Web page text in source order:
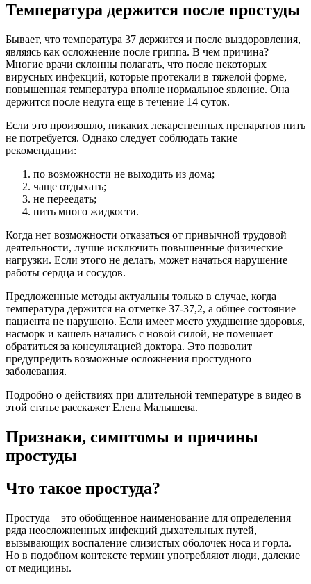
Температура держится после простуды
Бывает, что температура 37 держится и после выздоровления,
являясь как осложнение после гриппа. В чем причина?
Многие врачи склонны полагать, что после некоторых
вирусных инфекций, которые протекали в тяжелой форме,
повышенная температура вполне нормальное явление. Она
держится после недуга еще в течение 14 суток.
Если это произошло, никаких лекарственных препаратов пить
не потребуется. Однако следует соблюдать такие
рекомендации:
по возможности не выходить из дома;
чаще отдыхать;
не переедать;
пить много жидкости.
Когда нет возможности отказаться от привычной трудовой
деятельности, лучше исключить повышенные физические
нагрузки. Если этого не делать, может начаться нарушение
работы сердца и сосудов.
Предложенные методы актуальны только в случае, когда
температура держится на отметке 37-37,2, а общее состояние
пациента не нарушено. Если имеет место ухудшение здоровья,
насморк и кашель начались с новой силой, не помешает
обратиться за консультацией доктора. Это позволит
предупредить возможные осложнения простудного
заболевания.
Подробно о действиях при длительной температуре в видео в
этой статье расскажет Елена Малышева.
Признаки, симптомы и причины
простуды
Что такое простуда?
Простуда – это обобщенное наименование для определения
ряда неосложненных инфекций дыхательных путей,
вызывающих воспаление слизистых оболочек носа и горла.
Но в подобном контексте термин употребляют люди, далекие
от медицины.